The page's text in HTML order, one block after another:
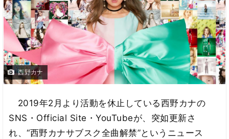
西野カナ
2019年2月より活動を休止している西野カナの
SNS・Official Site・YouTubeが、突如更新さ
れ、“西野カナサブスク全曲解禁”というニュース